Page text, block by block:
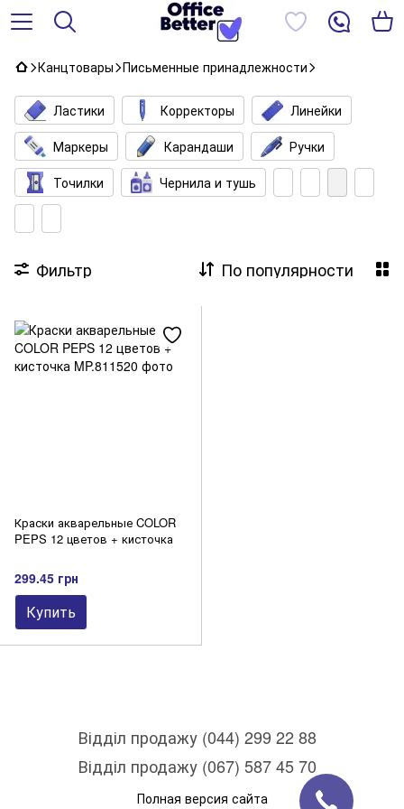
Канцтовары Письменные принадлежности
Ластики Корректоры
Линейки
Маркеры
Карандаши
Ручки
Точилки
Чернила и тушь
Фильтр По популярности
Краски акварельные COLOR
PEPS 12 цветов + кисточка
299.45 грн
Купить
Відділ продажу (044) 299 22 88
Відділ продажу (067) 587 45 70
Полная версия сайта